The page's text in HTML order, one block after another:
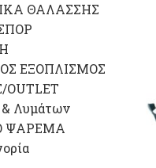
ΘΑΛΑΣΣΗΣ
ΕΞΟΠΛΙΣΜΟΣ
Λυμάτων
ΨΑΡΕΜΑ